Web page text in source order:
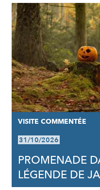
VISITE COMMENTÉE
31/10/2026
PROMENADE
LÉGENDE DE